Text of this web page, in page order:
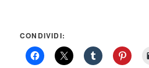
CONDIVIDI: